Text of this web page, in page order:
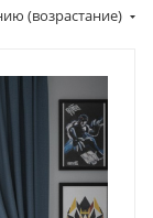
(возрастание)